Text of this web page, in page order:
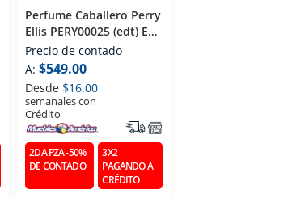
Perfume Caballero Perry
Ellis PERY00025 (edt) Eau
De Toilette 100 Ml
Precio de contado
A: $549.00
Desde $16.00
semanales con
Crédito
2DA PZA -50%
DE CONTADO
3X2
PAGANDO A
CRÉDITO